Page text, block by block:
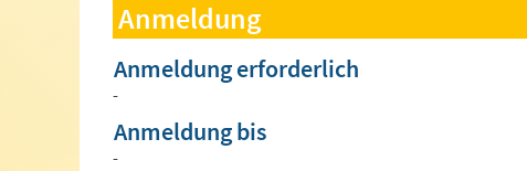
Anmeldung
Anmeldung erforderlich
-
Anmeldung bis
-